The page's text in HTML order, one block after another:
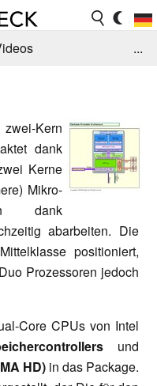
...
Kern
dank
Kerne
Mikro-
dank
abarbeiten. Die
positioniert,
Prozessoren jedoch
Core CPUs von Intel
und
HD) in das Package.